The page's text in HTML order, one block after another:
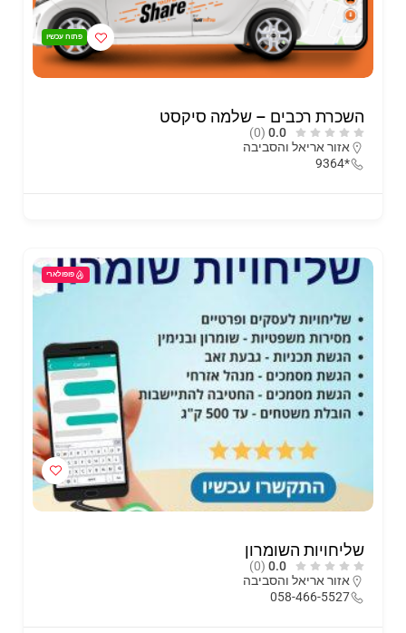
פתוח עכשיו
השכרת רכבים – שלמה סיקסט
0.0
(0)
אזור אריאל והסביבה
*9364
פופולארי
שליחויות השומרון
0.0
(0)
אזור אריאל והסביבה
058-466-5527